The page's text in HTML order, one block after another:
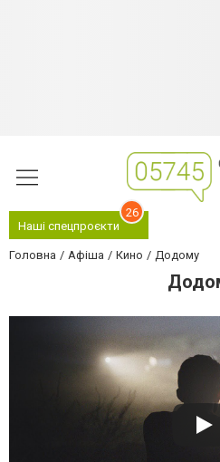
Наші спецпроєкти
26
Головна Афіша Кино Додому